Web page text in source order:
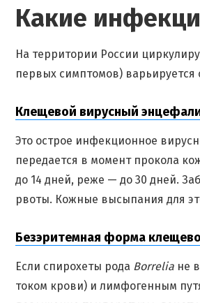
Какие
На территории России
первых симптомов) варьируется
Клещевой вирусный
Это острое инфекционное
передается в момент прокола
до 14 дней, реже — до 30 дней.
рвоты. Кожные высыпания для
Безэритемная форма
Если спирохеты рода Borrelia не
током крови) и лимфогенным